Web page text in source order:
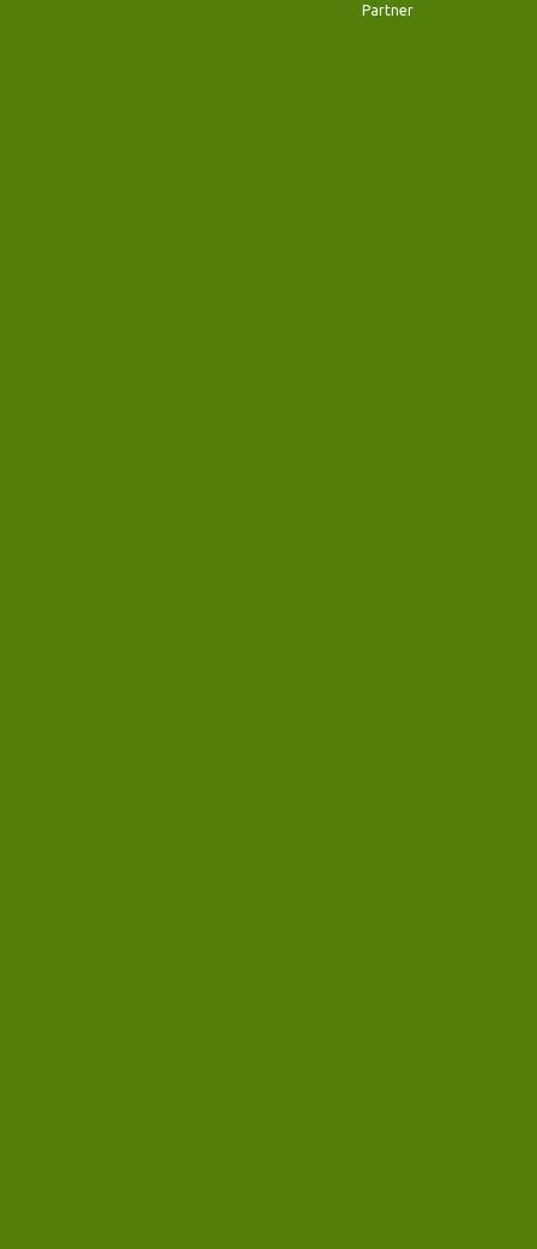
Partner